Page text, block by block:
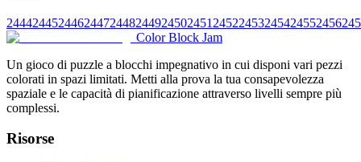
24442445244624472448244924502451 24522453245424552456
Color Block Jam
Un gioco di puzzle a blocchi impegnativo in cui disponi vari pezzi
colorati in spazi limitati. Metti alla prova la tua consapevolezza
spaziale e le capacità di pianificazione attraverso livelli sempre più
complessi.
Risorse